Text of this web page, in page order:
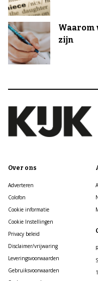
Waarom
zijn
Over ons
Adverteren
Colofon
Cookie informatie
Cookie Instellingen
Privacy beleid
Disclaimer/vrijwaring
Leveringsvoorwaarden
Gebruiksvoorwaarden